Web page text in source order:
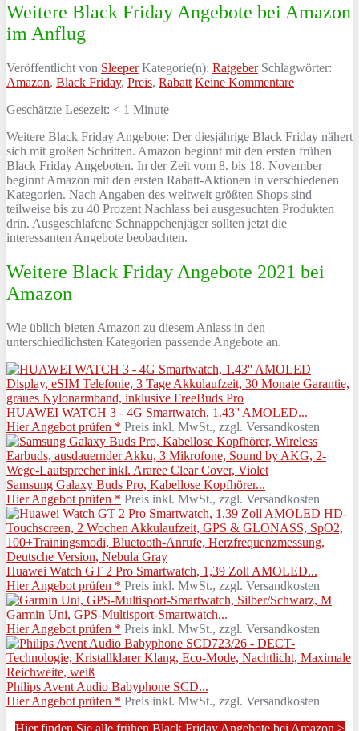
Weitere Black Friday Angebote bei Amazon
im Anflug
Veröffentlicht von Sleeper Kategorie(n): RatgeberSchlagwörter:
Amazon, Black Friday, Preis, Rabatt Keine Kommentare
Geschätzte Lesezeit: < 1 Minute
Weitere Black Friday Angebote: Der diesjährige Black Friday nähert
sich mit großen Schritten. Amazon beginnt mit den ersten frühen
Black Friday Angeboten. In der Zeit vom 8. bis 18. November
beginnt Amazon mit den ersten Rabatt-Aktionen in verschiedenen
Kategorien. Nach Angaben des weltweit größten Shops sind
teilweise bis zu 40 Prozent Nachlass bei ausgesuchten Produkten
drin. Ausgeschlafene Schnäppchenjäger sollten jetzt die
interessanten Angebote beobachten.
Weitere Black Friday Angebote 2021 bei
Amazon
Wie üblich bieten Amazon zu diesem Anlass in den
unterschiedlichsten Kategorien passende Angebote an.
HUAWEI WATCH 3 - 4G Smartwatch, 1.43'' AMOLED...
Hier Angebot prüfen * Preis inkl. MwSt., zzgl. Versandkosten
Samsung Galaxy Buds Pro, Kabellose Kopfhörer...
Hier Angebot prüfen * Preis inkl. MwSt., zzgl. Versandkosten
Huawei Watch GT 2 Pro Smartwatch, 1,39 Zoll AMOLED...
Hier Angebot prüfen * Preis inkl. MwSt., zzgl. Versandkosten
Garmin Uni, GPS-Multisport-Smartwatch...
Hier Angebot prüfen * Preis inkl. MwSt., zzgl. Versandkosten
Philips Avent Audio Babyphone SCD...
Hier Angebot prüfen * Preis inkl. MwSt., zzgl. Versandkosten
Hier finden Sie alle frühen Black Friday Angebote bei Amazon >